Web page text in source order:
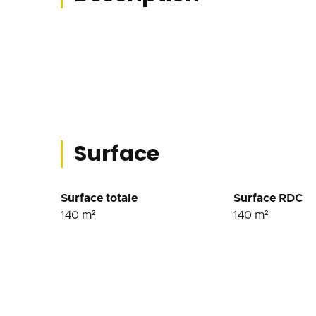
Surface
Surface totale
140 m²
Surface RDC
140 m²